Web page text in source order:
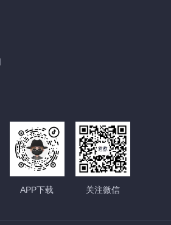
APP下载 关注微信